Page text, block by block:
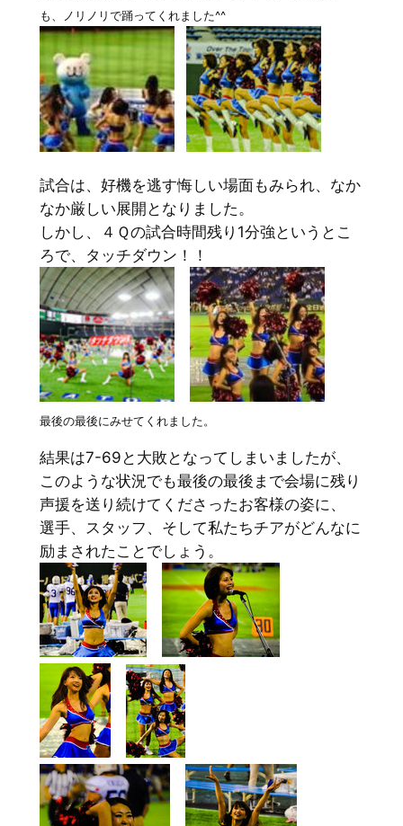
も、ノリノリで踊ってくれました^^
試合は、好機を逃す悔しい場面もみられ、なか
なか厳しい展開となりました。
しかし、４Ｑの試合時間残り1分強というとこ
ろで、タッチダウン！！
最後の最後にみせてくれました。
結果は7-69と大敗となってしまいましたが、
このような状況でも最後の最後まで会場に残り
声援を送り続けてくださったお客様の姿に、
選手、スタッフ、そして私たちチアがどんなに
励まされたことでしょう。